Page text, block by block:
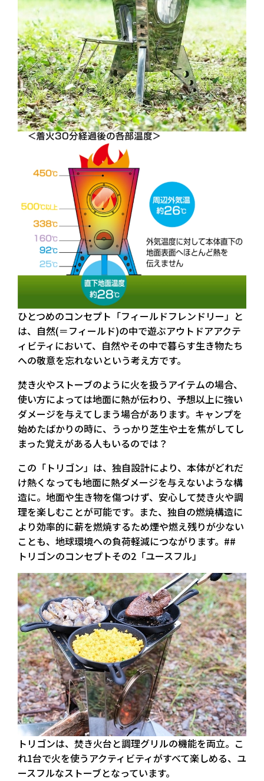
ひとつめのコンセプト「フィールドフレンドリー」と
は、自然(＝フィールド)の中で遊ぶアウトドアアクテ
ィビティにおいて、自然やその中で暮らす生き物たち
への敬意を忘れないという考え方です。
焚き火やストーブのように火を扱うアイテムの場合、
使い方によっては地面に熱が伝わり、予想以上に強い
ダメージを与えてしまう場合があります。キャンプを
始めたばかりの時に、うっかり芝生や土を焦がしてし
まった覚えがある人もいるのでは？
この「トリゴン」は、独自設計により、本体がどれだ
け熱くなっても地面に熱ダメージを与えないような構
造に。地面や生き物を傷つけず、安心して焚き火や調
理を楽しむことが可能です。また、独自の燃焼構造に
より効率的に薪を燃焼するため煙や燃え残りが少ない
ことも、地球環境への負荷軽減につながります。##
トリゴンのコンセプトその2「ユースフル」
トリゴンは、焚き火台と調理グリルの機能を両立。こ
れ1台で火を使うアクティビティがすべて楽しめる、ユ
ースフルなストーブとなっています。